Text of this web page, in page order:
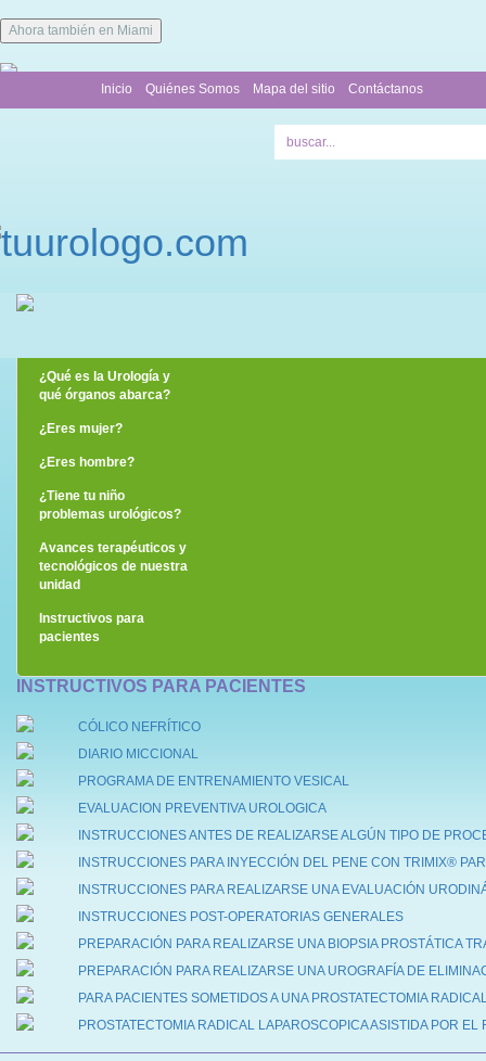
Ahora también en Miami
Contáctanos
Mapa del sitio
Quiénes Somos
Inicio
¿Qué es la Urología y
¿Eres hombre?
¿Tiene tu niño
problemas urológicos?
tecnológicos de nuestra
unidad
pacientes
INSTRUCTIVOS PARA PACIENTES
CÓLICO NEFRÍTICO
DIARIO MICCIONAL
PROGRAMA DE ENTRENAMIENTO VESICAL
EVALUACION PREVENTIVA UROLOGICA
INSTRUCCIONES ANTES DE REALIZARSE ALGÚN TIPO DE
INSTRUCCIONES PARA INYECCIÓN DEL PENE CON TRIMIX®
INSTRUCCIONES PARA REALIZARSE UNA EVALUACIÓN
INSTRUCCIONES POST-OPERATORIAS GENERALES
PREPARACIÓN PARA REALIZARSE UNA BIOPSIA PROSTÁTICA
PREPARACIÓN PARA REALIZARSE UNA UROGRAFÍA DE